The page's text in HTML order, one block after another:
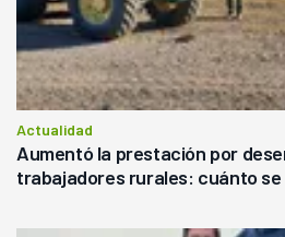
Actualidad
Aumentó la prestación por
trabajadores rurales: cuánto